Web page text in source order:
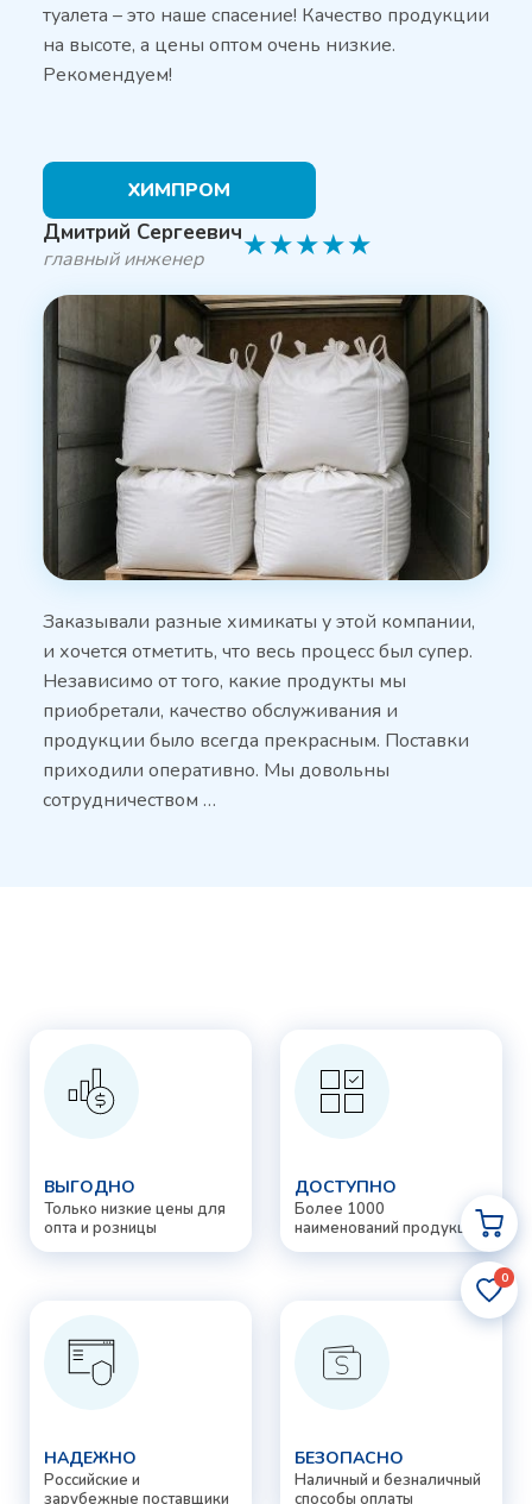
0
туалета – это наше спасение! Качество продукции
на высоте, а цены оптом очень низкие.
Рекомендуем!
ХИМПРОМ
Дмитрий Сергеевич
главный инженер ★★★★★
Заказывали разные химикаты у этой компании,
и хочется отметить, что весь процесс был супер.
Независимо от того, какие продукты мы
приобретали, качество обслуживания и
продукции было всегда прекрасным. Поставки
приходили оперативно. Мы довольны
сотрудничеством …
ВЫГОДНО
Только низкие цены для
опта и розницы
ДОСТУПНО
Более 1000
наименований продукции
НАДЕЖНО
Российские и
зарубежные поставщики
БЕЗОПАСНО
Наличный и безналичный
способы оплаты